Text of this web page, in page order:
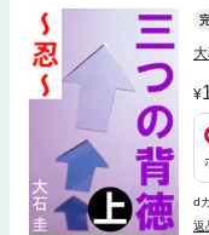
d
返